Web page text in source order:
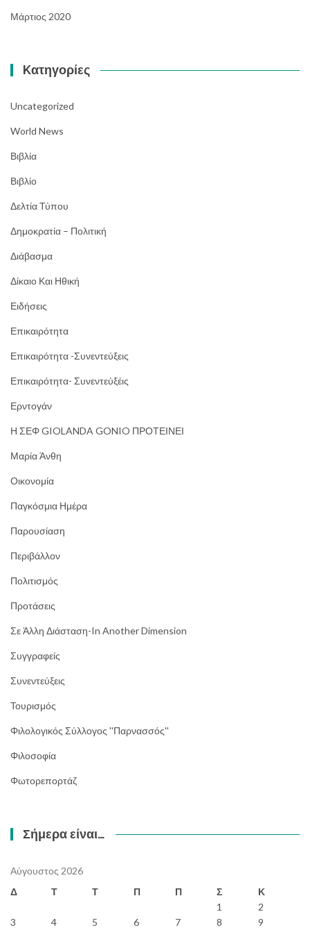
Μάρτιος 2020
Kατηγορίες
Uncategorized
World News
Βιβλία
Βιβλίο
Δελτία Τύπου
Δημοκρατία – Πολιτική
Διάβασμα
Δίκαιο Και Ηθική
Ειδήσεις
Επικαιρότητα
Επικαιρότητα -Συνεντεύξεις
Επικαιρότητα- Συνεντεύξέις
Ερντογάν
Η ΣΕΦ GIOLANDA GONIO ΠΡΟΤΕΙΝΕΙ
Μαρία Άνθη
Οικονομία
Παγκόσμια Ημέρα
Παρουσίαση
Περιβάλλον
Πολιτισμός
Προτάσεις
Σε Άλλη Διάσταση-In Another Dimension
Συγγραφείς
Συνεντεύξεις
Τουρισμός
Φιλολογικός Σύλλογος ''Παρνασσός''
Φιλοσοφία
Φωτορεπορτάζ
Σήμερα είναι…
Αύγουστος 2026
Δ
Τ Τ Π Π Σ
Κ
1
2
3
4 5 6 7 8
9